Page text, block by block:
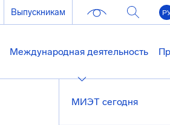
Выпускникам
Международная деятельность
МИЭТ сегодня